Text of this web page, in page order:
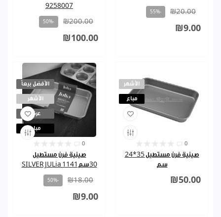
9258007
₪200.00
-50%
₪100.00
₪20.00
-55%
₪9.00
الأفضل بيعاً
الأشهر
عرض
مباع
0
صينية فرن مستطيل
30سمSILVER JULia 1141
₪18.00
-50%
₪9.00
الأشهر
مباع
0
صينية فرن مستطيل 35*24
سم
₪50.00